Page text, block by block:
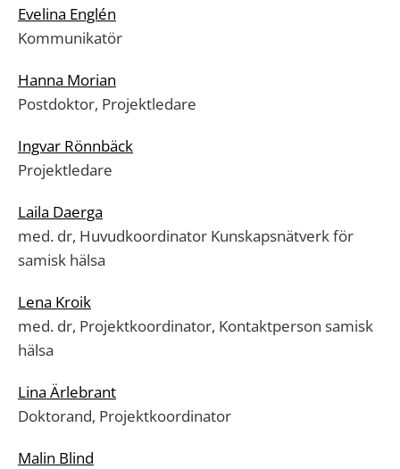
Evelina Englén
Kommunikatör
Hanna Morian
Postdoktor, Projektledare
Ingvar Rönnbäck
Projektledare
Laila Daerga
med. dr, Huvudkoordinator Kunskapsnätverk för
samisk hälsa
Lena Kroik
med. dr, Projektkoordinator, Kontaktperson samisk
hälsa
Lina Ärlebrant
Doktorand, Projektkoordinator
Malin Blind